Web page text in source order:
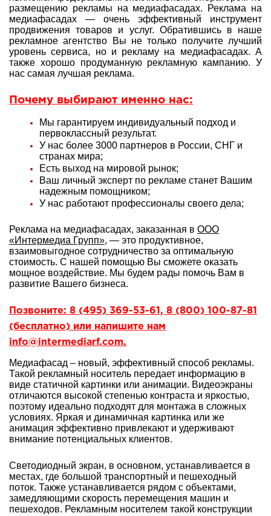
размещению рекламы на медиафасадах. Реклама на
медиафасадах — очень эффективный инструмент
продвижения товаров и услуг. Обратившись в наше
рекламное агентство Вы не только получите лучший
уровень сервиса, но и рекламу на медиафасадах. А
также хорошо продуманную рекламную кампанию. У
нас самая лучшая реклама.
Почему выбирают именно нас:
Мы гарантируем индивидуальный подход и
первоклассный результат.
У нас более 3000 партнеров в России, СНГ и
странах мира;
Есть выход на мировой рынок;
Ваш личный эксперт по рекламе станет Вашим
надежным помощником;
У нас работают профессионалы своего дела;
Реклама на медиафасадах, заказанная в ООО
«Интермедиа Групп», — это продуктивное,
взаимовыгодное сотрудничество за оптимальную
стоимость. С нашей помощью Вы сможете оказать
мощное воздействие. Мы будем рады помочь Вам в
развитие Вашего бизнеса.
Позвоните: 8 (495) 369-53-61, 8 (800) 100-87-81
(бесплатно) или напишите нам
info@intermediarf.com.
Медиафасад – новый, эффективный способ рекламы.
Такой рекламный носитель передает информацию в
виде статичной картинки или анимации. Видеоэкраны
отличаются высокой степенью контраста и яркостью,
поэтому идеально подходят для монтажа в сложных
условиях. Яркая и динамичная картинка или же
анимация эффективно привлекают и удерживают
внимание потенциальных клиентов.
Светодиодный экран, в основном, устанавливается в
местах, где большой транспортный и пешеходный
поток. Также устанавливается рядом с объектами,
замедляющими скорость перемещения машин и
пешеходов. Рекламным носителем такой конструкции